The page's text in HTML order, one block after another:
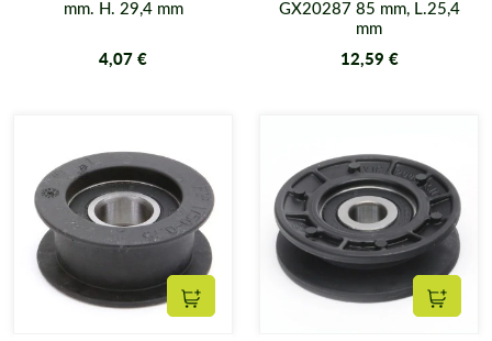
mm. H. 29,4 mm
4,07 €
GX20287 85 mm, L.25,4
mm
12,59 €
Ajouter au panier